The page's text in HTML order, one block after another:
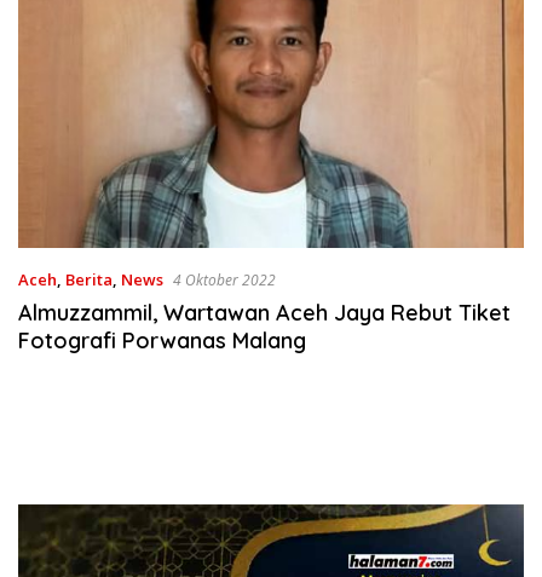
Aceh, Berita, News 4 Oktober 2022
Almuzzammil, Wartawan Aceh Jaya Rebut Tiket
Fotografi Porwanas Malang